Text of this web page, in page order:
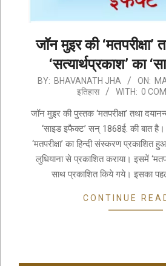
जॉन मुइर की
‘सत्यार्थप्रकाश’ का
2023-
21
BY: BHAVANATH JHA ON:
इतिहास
WITH: 0
जॉन मुइर की पुस्तक ‘मतपरीक्षा’ तथा
‘साइड इफैक्ट’ सन् 1868ई. की बात
‘मतपरीक्षा’ का हिन्दी संस्करण
लुधियाना से प्रकाशित कराया। इसमें
साथ प्रकाशित किये गये। इसका
CONTINUE